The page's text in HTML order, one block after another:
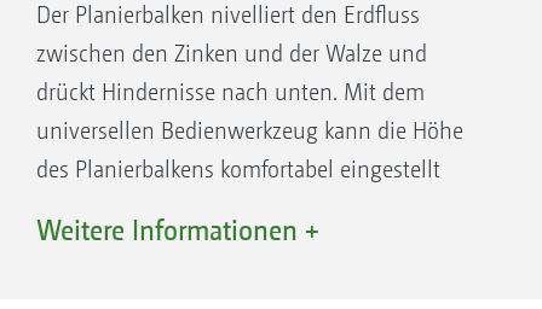
Der Planierbalken nivelliert den Erdfluss
zwischen den Zinken und der Walze und
drückt Hindernisse nach unten. Mit dem
universellen Bedienwerkzeug kann die Höhe
des Planierbalkens komfortabel eingestellt
Ihre Vorteile:
Weitere Informationen +